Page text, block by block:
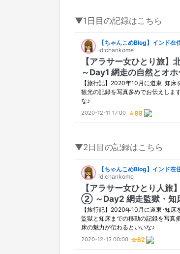
▼1日目の記録はこちら
▼2日目の記録はこちら